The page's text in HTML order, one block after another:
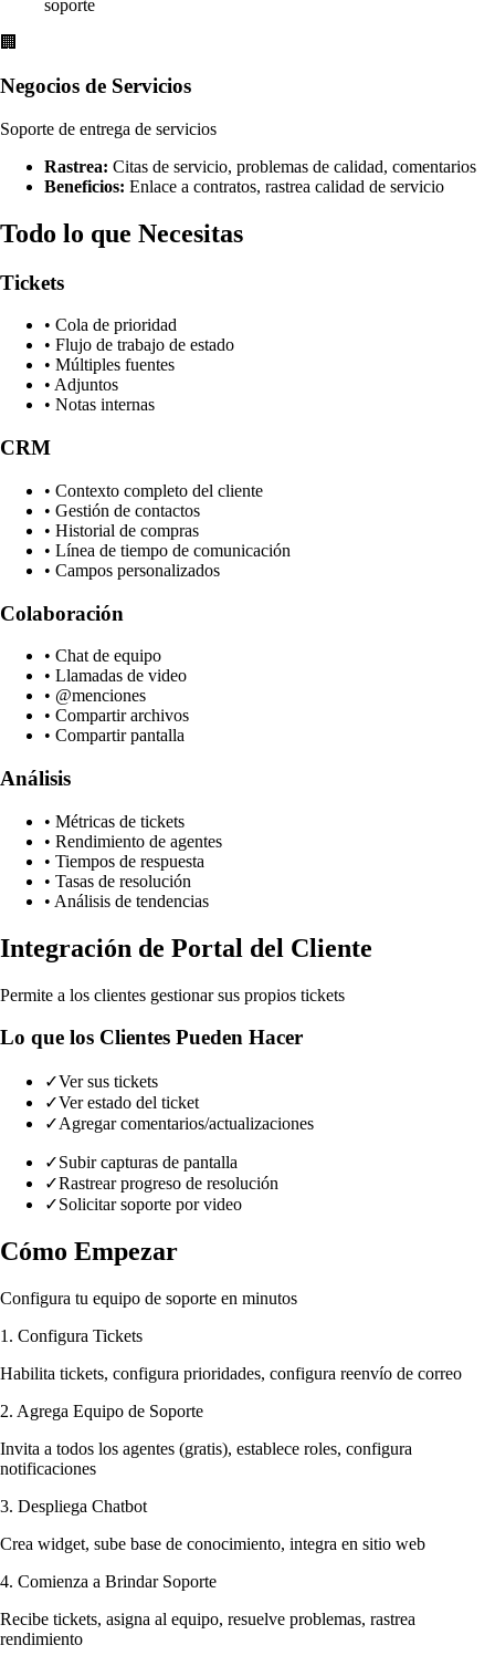
soporte
🏢
Negocios de Servicios
Soporte de entrega de servicios
Rastrea: Citas de servicio, problemas de calidad, comentarios
Beneficios: Enlace a contratos, rastrea calidad de servicio
Todo lo que Necesitas
Tickets
• Cola de prioridad
• Flujo de trabajo de estado
• Múltiples fuentes
• Adjuntos
• Notas internas
CRM
• Contexto completo del cliente
• Gestión de contactos
• Historial de compras
• Línea de tiempo de comunicación
• Campos personalizados
Colaboración
• Chat de equipo
• Llamadas de video
• @menciones
• Compartir archivos
• Compartir pantalla
Análisis
• Métricas de tickets
• Rendimiento de agentes
• Tiempos de respuesta
• Tasas de resolución
• Análisis de tendencias
Integración de Portal del Cliente
Permite a los clientes gestionar sus propios tickets
Lo que los Clientes Pueden Hacer
✓Ver sus tickets
✓Ver estado del ticket
✓Agregar comentarios/actualizaciones
✓Subir capturas de pantalla
✓Rastrear progreso de resolución
✓Solicitar soporte por video
Cómo Empezar
Configura tu equipo de soporte en minutos
1. Configura Tickets
Habilita tickets, configura prioridades, configura reenvío de correo
2. Agrega Equipo de Soporte
Invita a todos los agentes (gratis), establece roles, configura
notificaciones
3. Despliega Chatbot
Crea widget, sube base de conocimiento, integra en sitio web
4. Comienza a Brindar Soporte
Recibe tickets, asigna al equipo, resuelve problemas, rastrea
rendimiento